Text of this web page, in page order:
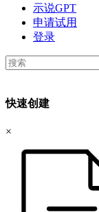
示说GPT
申请试用
登录
快速创建
×